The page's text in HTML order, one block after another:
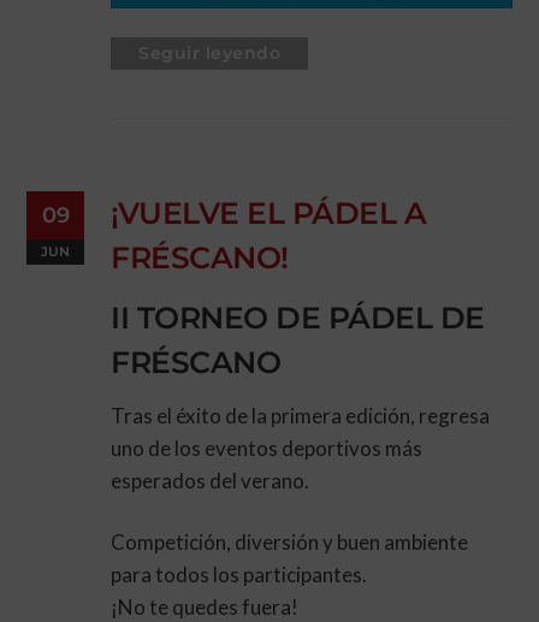
Seguir leyendo
09
JUN
¡VUELVE EL PÁDEL A
FRÉSCANO!
II TORNEO DE PÁDEL DE
FRÉSCANO
Tras el éxito de la primera edición, regresa
uno de los eventos deportivos más
esperados del verano.
Competición, diversión y buen ambiente
para todos los participantes.
¡No te quedes fuera!